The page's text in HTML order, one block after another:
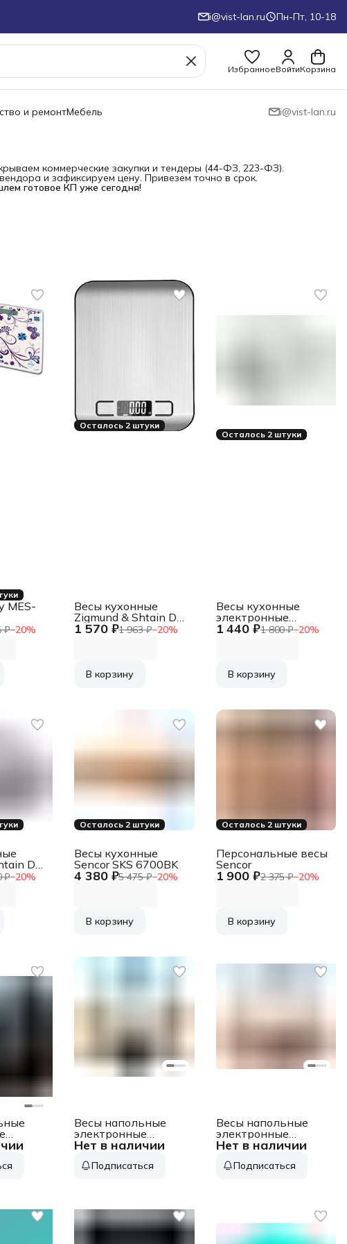
i@vist-lan.ru Пн-Пт, 10-18
ИзбранноеВойтиКорзина
и ремонтМебель i@vist-lan.ru
коммерческие закупки и тендеры (44-ФЗ, 223-ФЗ).
и зафиксируем цену. Привезем точно в срок.
готовое КП уже сегодня!
₽−20%
MES-
Осталось 2 штуки
1 570 ₽1 963 ₽−20%
Весы кухонные
Zigmund & Shtain DS-
122
В корзину
Осталось 2 штуки
1 440 ₽1 800 ₽−20%
Весы кухонные
электронные
LEONORD LE-1705
В корзину
₽−20%
DS-
Осталось 2 штуки
4 380 ₽5 475 ₽−20%
Весы кухонные
Sencor SKS 6700BK
В корзину
Осталось 2 штуки
1 900 ₽2 375 ₽−20%
Персональные весы
Sencor
В корзину
Нет в наличии
Весы напольные
электронные
Hyundai H-BS03680
Подписаться
Нет в наличии
Весы напольные
электронные
Hyundai H-BS03671
Подписаться